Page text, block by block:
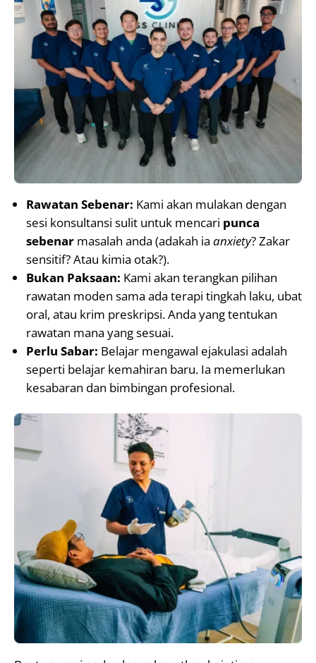
Rawatan Sebenar: Kami akan mulakan dengan
sesi konsultansi sulit untuk mencari punca
sebenar masalah anda (adakah ia anxiety? Zakar
sensitif? Atau kimia otak?).
Bukan Paksaan: Kami akan terangkan pilihan
rawatan moden sama ada terapi tingkah laku, ubat
oral, atau krim preskripsi. Anda yang tentukan
rawatan mana yang sesuai.
Perlu Sabar: Belajar mengawal ejakulasi adalah
seperti belajar kemahiran baru. Ia memerlukan
kesabaran dan bimbingan profesional.